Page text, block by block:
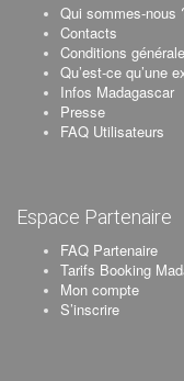
Qui sommes-nous
Contacts
Conditions
Qu’est-ce qu’une
Infos Madagascar
Presse
FAQ Utilisateurs
Espace Partenaire
FAQ Partenaire
Tarifs Booking
Mon compte
S’inscrire